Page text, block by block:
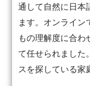
通して自然に日本
ます。オンライン
もの理解度に合わ
て任せられました
スを探している家